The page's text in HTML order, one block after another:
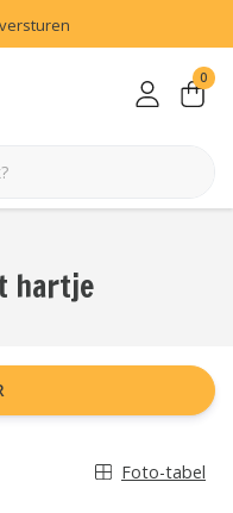
versturen
0
hartje
Foto-tabel